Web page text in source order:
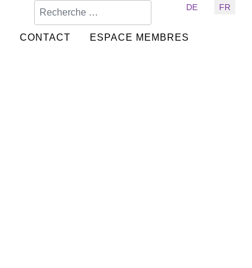
Sélectionnez votre langue
DE FR
CONTACT ESPACE MEMBRES